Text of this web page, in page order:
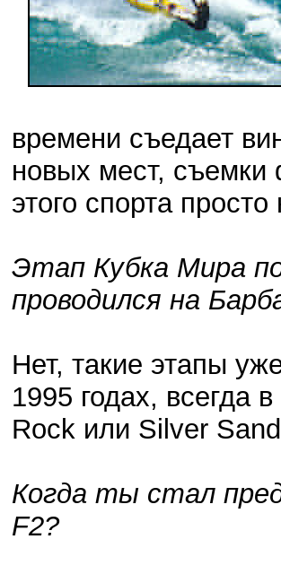
времени съедает
новых мест, съемки
этого спорта
Этап Кубка Мира
проводился на
Нет, такие этапы
1995 годах, всегда
Rock или Silver
Когда ты стал
F2?